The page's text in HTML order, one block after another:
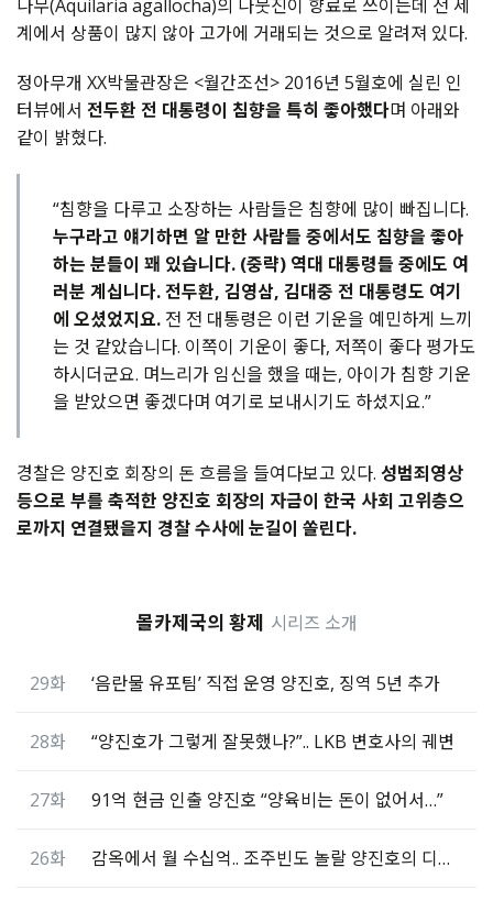
나무(Aquilaria agallocha)의 나뭇진이 향료로 쓰이는데 전 세
계에서 상품이 많지 않아고가에 거래되는 것으로 알려져 있다.
정아무개 XX박물관장은 <월간조선> 2016년 5월호에 실린 인
터뷰에서 전두환 전 대통령이 침향을 특히 좋아했다며 아래와
같이 밝혔다.
“침향을 다루고 소장하는 사람들은 침향에 많이 빠집니다.
누구라고 얘기하면 알 만한 사람들 중에서도 침향을 좋아
하는 분들이 꽤 있습니다. (중략) 역대 대통령들 중에도 여
러분 계십니다. 전두환, 김영삼, 김대중 전 대통령도 여기
에 오셨었지요. 전 전 대통령은 이런 기운을 예민하게 느끼
는 것 같았습니다. 이쪽이 기운이 좋다, 저쪽이 좋다 평가도
하시더군요. 며느리가 임신을 했을 때는, 아이가 침향 기운
을 받았으면 좋겠다며 여기로 보내시기도 하셨지요.”
경찰은 양진호 회장의 돈 흐름을 들여다보고 있다. 성범죄영상
등으로 부를 축적한 양진호 회장의 자금이 한국 사회 고위층으
로까지 연결됐을지 경찰수사에 눈길이 쏠린다.
몰카제국의 황제 시리즈 소개
29화 ‘음란물 유포팀’ 직접 운영 양진호, 징역 5년 추가
28화 “양진호가 그렇게 잘못했나?”.. LKB 변호사의 궤변
27화 91억 현금 인출 양진호 “양육비는 돈이 없어서…”
26화 감옥에서 월 수십억.. 조주빈도 놀랄 양진호의 디테일